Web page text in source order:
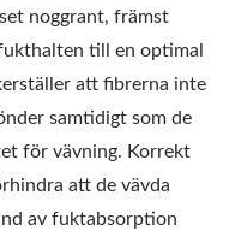
noggrant, främst
till en optimal
att fibrerna inte
samtidigt som de
för vävning. Korrekt
att de vävda
av fuktabsorption